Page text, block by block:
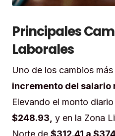
Principales
Laborales
Uno de los cambios
incremento del salario
Elevando el monto
$248.93, y en la Zona
Norte de $312.41 a